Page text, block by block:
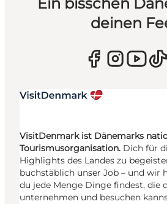
deinen
VisitDenmark ist Dänemarks
Tourismusorganisation. Dich für
Highlights des Landes zu
buchstäblich unser Job – und wir
du jede Menge Dinge findest, die
unternehmen und besuchen